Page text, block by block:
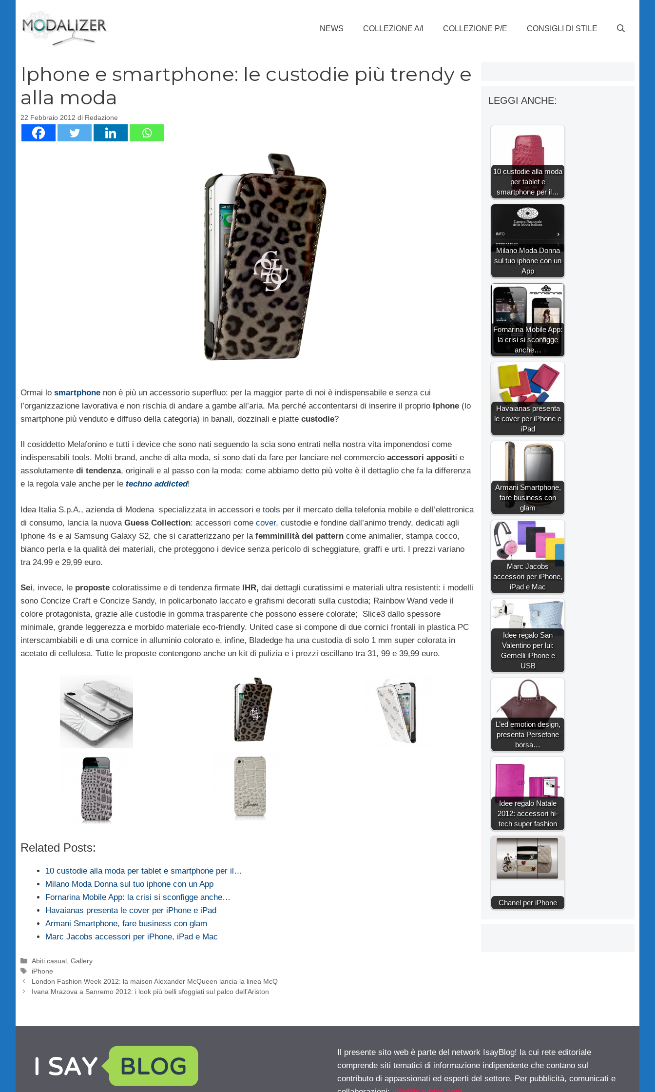
contenuto
NEWS COLLEZIONE A/I COLLEZIONE P/E CONSIGLI DI STILE
Iphone e smartphone: le custodie più trendy e
alla moda
22 Febbraio 2012 di Redazione
Ormai lo smartphone non è più un accessorio superfluo: per la maggior parte di noi è indispensabile e senza cui
l’organizzazione lavorativa e non rischia di andare a gambe all’aria. Ma perché accontentarsi di inserire il proprio Iphone (lo
smartphone più venduto e diffuso della categoria) in banali, dozzinali e piatte custodie?
Il cosiddetto Melafonino e tutti i device che sono nati seguendo la scia sono entrati nella nostra vita imponendosi come
indispensabili tools. Molti brand, anche di alta moda, si sono dati da fare per lanciare nel commercio accessori appositi e
assolutamente di tendenza, originali e al passo con la moda: come abbiamo detto più volte è il dettaglio che fa la differenza
e la regola vale anche per le techno addicted!
Idea Italia S.p.A., azienda di Modena specializzata in accessori e tools per il mercato della telefonia mobile e dell’elettronica
di consumo, lancia la nuova Guess Collection: accessori come cover, custodie e fondine dall’animo trendy, dedicati agli
Iphone 4s e ai Samsung Galaxy S2, che si caratterizzano per lafemminilità dei pattern come animalier, stampa cocco,
bianco perla e la qualità dei materiali, che proteggono i device senza pericolo di scheggiature, graffi e urti. I prezzi variano
tra 24.99 e 29,99 euro.
Sei, invece, le proposte coloratissime e di tendenza firmate IHR, dai dettagli curatissimi e materiali ultra resistenti: i modelli
sono Concize Craft e Concize Sandy, in policarbonato laccato e grafismi decorati sulla custodia; Rainbow Wand vede il
colore protagonista, grazie alle custodie in gomma trasparente che possono essere colorate; Slice3 dallo spessore
minimale, grande leggerezza e morbido materiale eco-friendly. United case si compone di due cornici frontali in plastica PC
interscambiabili e di una cornice in alluminio colorato e, infine, Bladedge ha una custodia di solo 1 mm super colorata in
acetato di cellulosa. Tutte le proposte contengono anche un kit di pulizia e i prezzi oscillano tra 31, 99 e 39,99 euro.
Related Posts:
10 custodie alla moda per tablet e smartphone per il…
Milano Moda Donna sul tuo iphone con un App
Fornarina Mobile App: la crisi si sconfigge anche…
Havaianas presenta le cover per iPhone e iPad
Armani Smartphone, fare business con glam
Marc Jacobs accessori per iPhone, iPad e Mac
Categorie
Abiti casual ,Gallery
Tag
iPhone
London Fashion Week 2012: la maison Alexander McQueen lancia la linea McQ
Ivana Mrazova a Sanremo 2012: i look più belli sfoggiati sul palco dell’Ariston
LEGGI ANCHE:
10 custodie alla moda
per tablet e
smartphone per il…
Milano Moda Donna
sul tuo iphone con un
App
Fornarina Mobile App:
la crisi si sconfigge
anche…
Havaianas presenta
le cover per iPhone e
iPad
Armani Smartphone,
fare business con
glam
Marc Jacobs
accessori per iPhone,
iPad e Mac
Idee regalo San
Valentino per lui:
Gemelli iPhone e
USB
L’ed emotion design,
presenta Persefone
borsa…
Idee regalo Natale
2012: accessori hi-
tech super fashion
Chanel per iPhone
Il presente sito web è parte del network IsayBlog! la cui rete editoriale
comprende siti tematici di informazione indipendente che contano sul
contributo di appassionati ed esperti del settore. Per pubblicità, comunicati e